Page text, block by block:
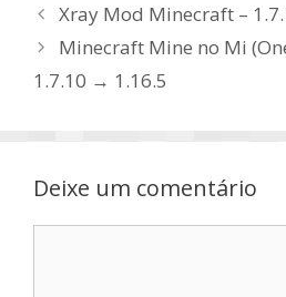
Xray Mod Minecraft –
Minecraft Mine no Mi
1.7.10 → 1.16.5
Deixe um comentário